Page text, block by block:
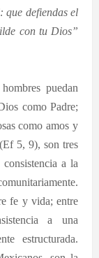
que defiendas el
con tu Dios”
puedan
como Padre;
como amos y
5, 9), son tres
a la
fe y vida; entre
a una
estructurada.